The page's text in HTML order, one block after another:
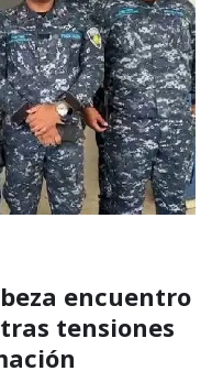
encuentro
tensiones